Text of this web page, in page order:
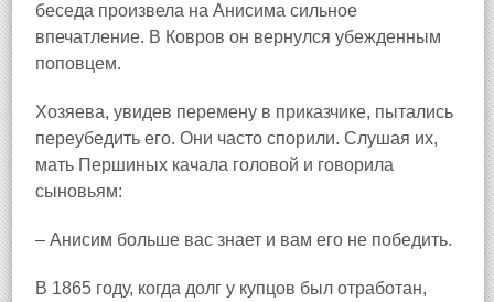
беседа произвела на Анисима сильное
впечатление. В Ковров он вернулся убежденным
поповцем.
Хозяева, увидев перемену в приказчике, пытались
переубедить его. Они часто спорили. Слушая их,
мать Першиных качала головой и говорила
сыновьям:
– Анисим больше вас знает и вам его не победить.
В 1865 году, когда долг у купцов был отработан,